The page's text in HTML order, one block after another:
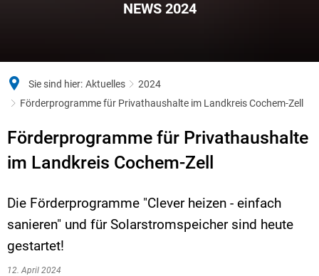
NEWS 2024
Sie sind hier: Aktuelles
2024
Förderprogramme für Privathaushalte im Landkreis Cochem-Zell
Förderprogramme für Privathaushalte
im Landkreis Cochem-Zell
Die Förderprogramme "Clever heizen - einfach
sanieren" und für Solarstromspeicher sind heute
gestartet!
12. April 2024